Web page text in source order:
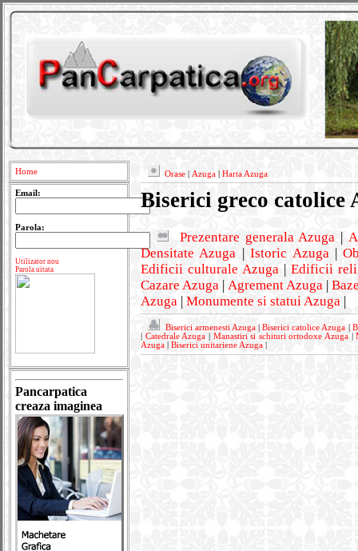
Home
Email:
Parola:
Utilizator nou
Parola uitata
Pancarpatica
creaza imaginea
Orase Azuga Harta Azuga
Biserici greco catolice
Prezentare generala Azuga |
Densitate Azuga |Istoric Azuga |
Edificii culturale Azuga | Edificii
Cazare Azuga | Agrement Azuga |
Azuga | Monumente si statui Azuga |
Biserici armenesti Azuga|Biserici catolice Azuga
Catedrale Azuga Manastiri si schituri ortodoxe Azuga|
Azuga
Biserici unitariene Azuga